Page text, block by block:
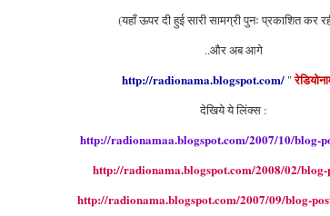
(यहाँ ऊपर दी हुई सारी सामग्री पुनः प्रकाशित कर
..और अब आगे
http://radionama.blogspot.com/"
देखिये ये लिंक्स :
http://radionamaa.blogspot.com/2007/10/blog-
http://radionama.blogspot.com/2008/02/blog-
http://radionama.blogspot.com/2007/09/blog-